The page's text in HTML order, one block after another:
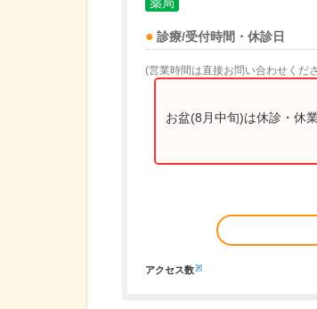
診療/受付時間・休診日
(営業時間は直接お問い合わせくだ
お盆(8月中旬)は休診・休
アクセス数※